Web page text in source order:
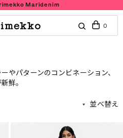
Maridenim
0
やパターンのコンビネーション、
鮮。
並べ替え